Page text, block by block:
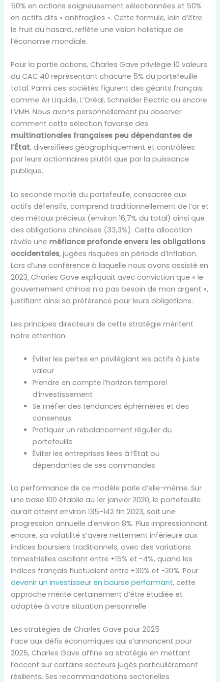
50% en actions soigneusement sélectionnées et 50%
en actifs dits « antifragiles ». Cette formule, loin d’être
le fruit du hasard, reflète une vision holistique de
l’économie mondiale.
Pour la partie actions, Charles Gave privilégie 10 valeurs
du CAC 40 représentant chacune 5% du portefeuille
total. Parmi ces sociétés figurent des géants français
comme Air Liquide, L’Oréal, Schneider Electric ou encore
LVMH. Nous avons personnellement pu observer
comment cette sélection favorise des
multinationales françaises peu dépendantes de
l’État, diversifiées géographiquement et contrôlées
par leurs actionnaires plutôt que par la puissance
publique.
La seconde moitié du portefeuille, consacrée aux
actifs défensifs, comprend traditionnellement de l’or et
des métaux précieux (environ 16,7% du total) ainsi que
des obligations chinoises (33,3%). Cette allocation
révèle une méfiance profonde envers les obligations
occidentales, jugées risquées en période d’inflation.
Lors d’une conférence à laquelle nous avons assisté en
2023, Charles Gave expliquait avec conviction que « le
gouvernement chinois n’a pas besoin de mon argent »,
justifiant ainsi sa préférence pour leurs obligations.
Les principes directeurs de cette stratégie méritent
notre attention:
Éviter les pertes en privilégiant les actifs à juste
valeur
Prendre en compte l’horizon temporel
d’investissement
Se méfier des tendances éphémères et des
consensus
Pratiquer un rebalancement régulier du
portefeuille
Éviter les entreprises liées à l’État ou
dépendantes de ses commandes
La performance de ce modèle parle d’elle-même. Sur
une base 100 établie au 1er janvier 2020, le portefeuille
aurait atteint environ 135-142 fin 2023, soit une
progression annuelle d’environ 8%. Plus impressionnant
encore, sa volatilité s’avère nettement inférieure aux
indices boursiers traditionnels, avec des variations
trimestrielles oscillant entre +15% et -4%, quand les
indices français fluctuaient entre +30% et -20%. Pour
devenir un investisseur en bourse performant, cette
approche mérite certainement d’être étudiée et
adaptée à votre situation personnelle.
Les stratégies de Charles Gave pour 2025
Face aux défis économiques qui s’annoncent pour
2025, Charles Gave affine sa stratégie en mettant
l’accent sur certains secteurs jugés particulièrement
résilients. Ses recommandations sectorielles